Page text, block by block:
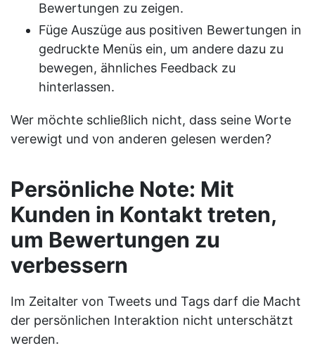
Bewertungen zu zeigen.
Füge Auszüge aus positiven Bewertungen in
gedruckte Menüs ein, um andere dazu zu
bewegen, ähnliches Feedback zu
hinterlassen.
Wer möchte schließlich nicht, dass seine Worte
verewigt und von anderen gelesen werden?
Persönliche Note: Mit
Kunden in Kontakt treten,
um Bewertungen zu
verbessern
Im Zeitalter von Tweets und Tags darf die Macht
der persönlichen Interaktion nicht unterschätzt
werden.